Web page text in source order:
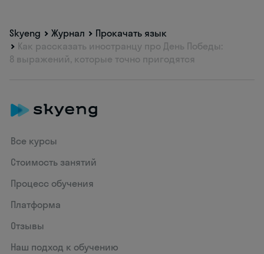
Skyeng Журнал
Прокачать язык
Как рассказать иностранцу про День Победы:
8 выражений, которые точно пригодятся
Все курсы
Стоимость занятий
Процесс обучения
Платформа
Отзывы
Наш подход к обучению